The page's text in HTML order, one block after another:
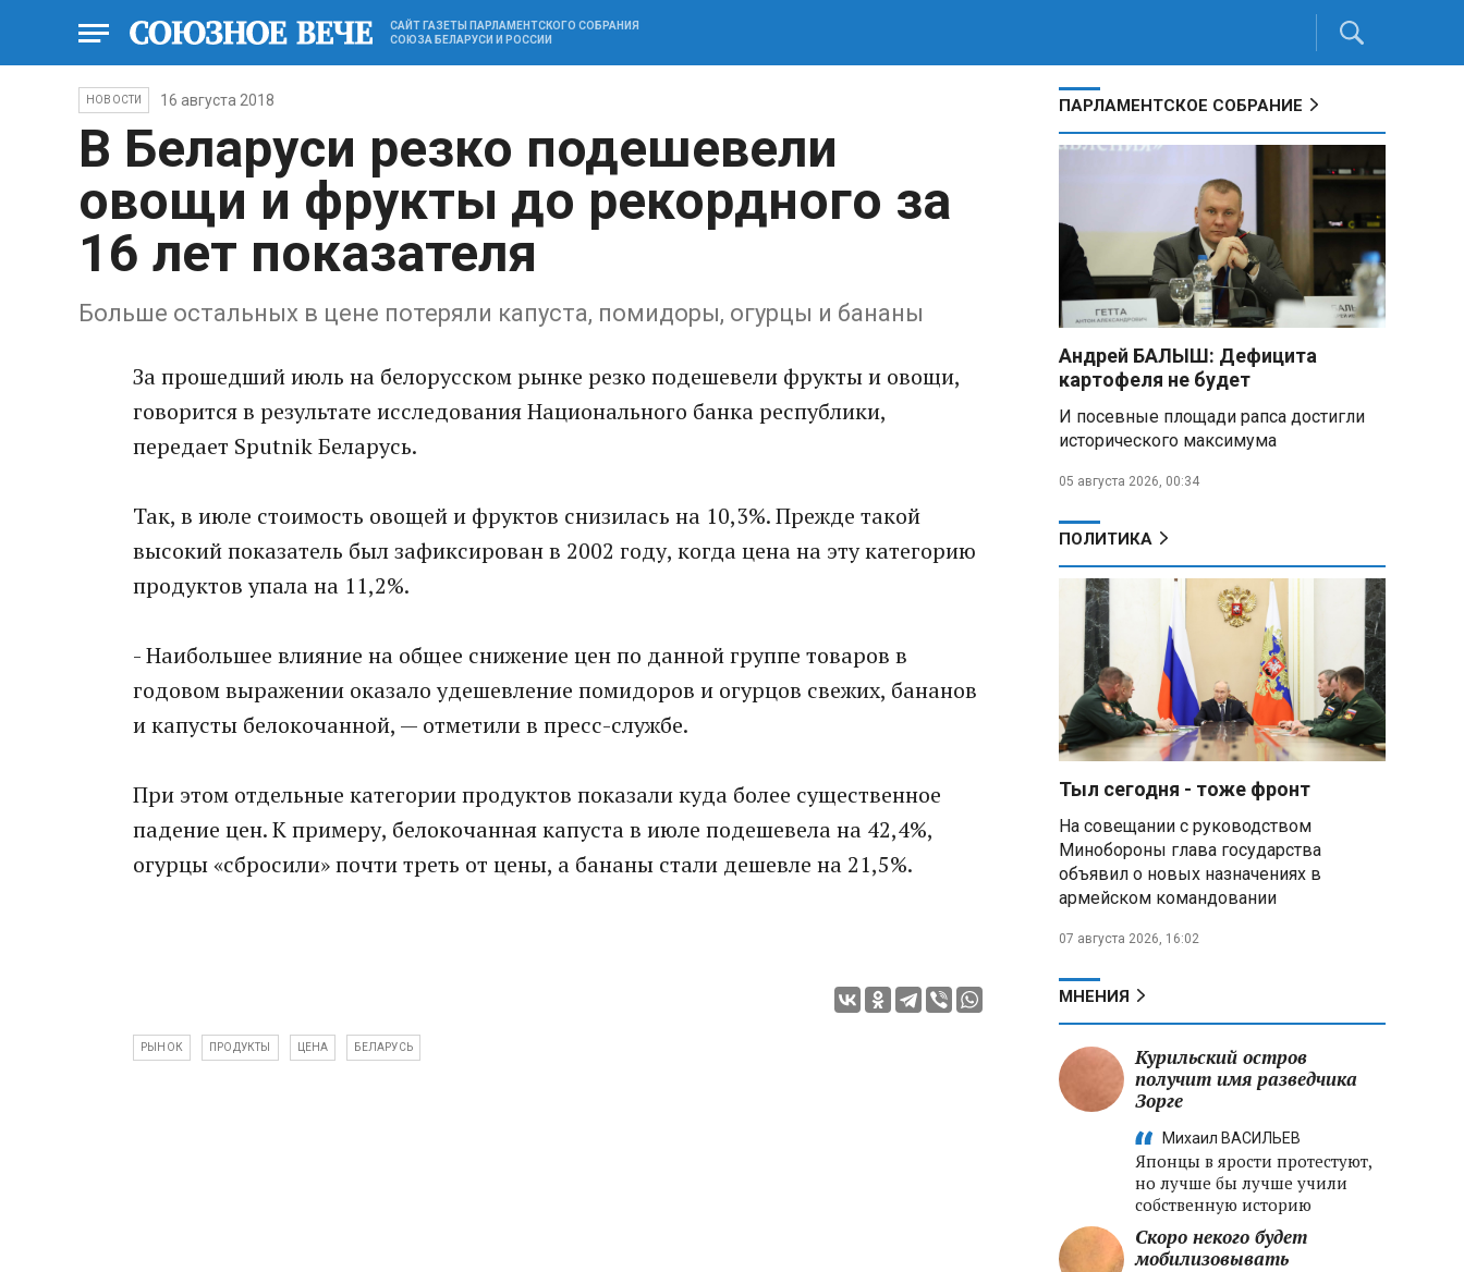
САЙТ ГАЗЕТЫ ПАРЛАМЕНТСКОГО СОБРАНИЯ
СОЮЗА БЕЛАРУСИ И РОССИИ
НОВОСТИ 16 августа 2018
В Беларуси резко подешевели
овощи и фрукты до рекордного за
16 лет показателя
Больше остальных в цене потеряли капуста, помидоры, огурцы и бананы
За прошедший июль на белорусском рынке резко подешевели фрукты и овощи,
говорится в результате исследования Национального банка республики,
передает Sputnik Беларусь.
Так, в июле стоимость овощей и фруктов снизилась на 10,3%. Прежде такой
высокий показатель был зафиксирован в 2002 году, когда цена на эту категорию
продуктов упала на 11,2%.
- Наибольшее влияние на общее снижение цен по данной группе товаров в
годовом выражении оказало удешевление помидоров и огурцов свежих, бананов
и капусты белокочанной, — отметили в пресс-службе.
При этом отдельные категории продуктов показали куда более существенное
падение цен. К примеру, белокочанная капуста в июле подешевела на 42,4%,
огурцы «сбросили» почти треть от цены, а бананы стали дешевле на 21,5%.
РЫНОК ПРОДУКТЫ ЦЕНА БЕЛАРУСЬ
ПАРЛАМЕНТСКОЕ СОБРАНИЕ
Андрей БАЛЫШ: Дефицита
картофеля не будет
И посевные площади рапса достигли
исторического максимума
05 августа 2026, 00:34
ПОЛИТИКА
Тыл сегодня - тоже фронт
На совещании с руководством
Минобороны глава государства
объявил о новых назначениях в
армейском командовании
07 августа 2026, 16:02
МНЕНИЯ
Курильский остров
получит имя разведчика
Зорге
Михаил ВАСИЛЬЕВ
Японцы в ярости протестуют,
но лучше бы лучше учили
собственную историю
Скоро некого будет
мобилизовывать